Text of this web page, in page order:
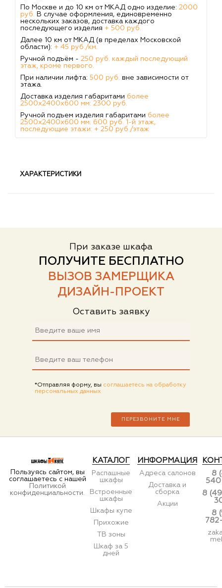
По Москве и до 10 км от МКАД одно изделие: 2000
руб. В случае оформления, единовременно
нескольких заказов, доставка каждого
последующего изделия + 500 руб.
Далее 10 км от МКАД (в пределах Московской
области): + 45 руб./км.
Ручной подъём - 250 руб. каждый последующий
этаж, кроме первого.
При наличии лифта: 500 руб. вне зависимости от
этажа.
Доставка изделия габаритами более
2500х2400х600 мм: 2300 руб.
Ручной подъем изделия габаритами более
2500х2400х600 мм: 600 руб. 1-й этаж,
последующие этажи: + 250 руб./этаж
ХАРАКТЕРИСТИКИ
При заказе шкафа
ПОЛУЧИТЕ БЕСПЛАТНО
ВЫЗОВ ЗАМЕРЩИКА
ДИЗАЙН-ПРОЕКТ
Оставить заявку
*Отправляя форму, вы соглашаетесь на обработку
персональных данных
Пользуясь сайтом, вы
соглашаетесь с нашей
Политикой
конфиденциальности.
КАТАЛОГ
Распашные
шкафы
Встроенные
шкафы
Шкафы купе
Прихожие
ТВ зоны
Шкаф за 5
дней
ИНФОРМАЦИЯ
Адреса салонов
Доставка и
сборка
Акции
8
8
8